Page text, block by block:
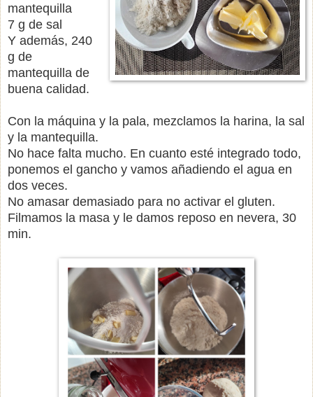
mantequilla
7 g de sal
Y además, 240
g de
mantequilla de
buena calidad.
Con la máquina y la pala, mezclamos la harina, la sal
y la mantequilla.
No hace falta mucho. En cuanto esté integrado todo,
ponemos el gancho y vamos añadiendo el agua en
dos veces.
No amasar demasiado para no activar el gluten.
Filmamos la masa y le damos reposo en nevera, 30
min.